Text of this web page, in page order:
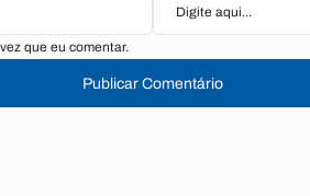
que eu comentar.
Publicar Comentário